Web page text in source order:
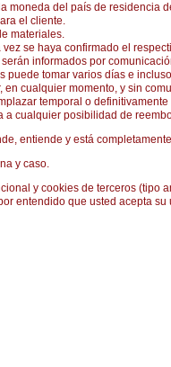
moneda del país de residencia
el cliente.
materiales.
se haya confirmado el
informados por
puede tomar varios días e
en cualquier momento, y sin
temporal o
a cualquier posibilidad de
entiende y está
y caso.
y cookies de terceros
entendido que usted acepta su